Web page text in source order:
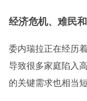
经济危机、难民
委内瑞拉正在经历
导致很多家庭陷入
的关键需求也相当短